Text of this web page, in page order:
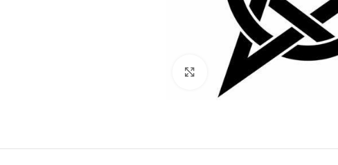
Klick zum Vergrößern